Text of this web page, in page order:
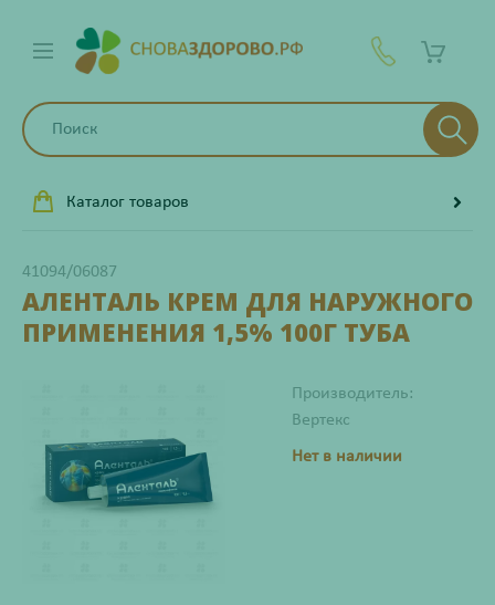
Каталог товаров
41094/06087
АЛЕНТАЛЬ КРЕМ ДЛЯ НАРУЖНОГО
ПРИМЕНЕНИЯ 1,5% 100Г ТУБА
Производитель:
Вертекс
Нет в наличии